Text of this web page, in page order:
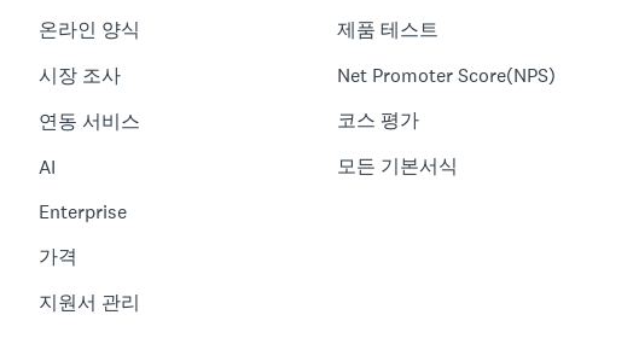
온라인 양식
시장 조사
연동 서비스
AI
Enterprise
가격
지원서 관리
제품 테스트
Net Promoter Score(NPS)
코스 평가
모든 기본서식